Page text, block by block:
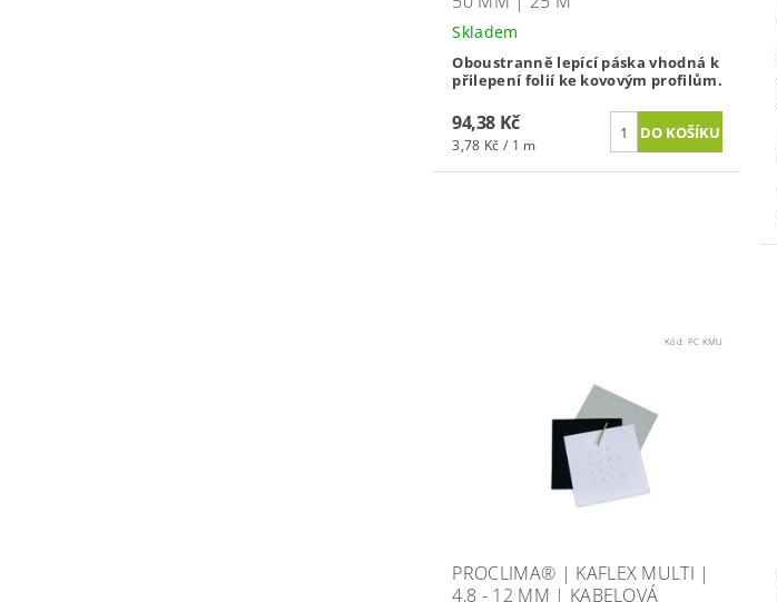
Skladem
Oboustranně lepící páska vhodná k
přilepení folií ke kovovým profilům.
94,38 Kč
3,78 Kč / 1 m
Kód: PC KMU
PROCLIMA® | KAFLEX MULTI |
4,8 - 12 MM | KABELOVÁ